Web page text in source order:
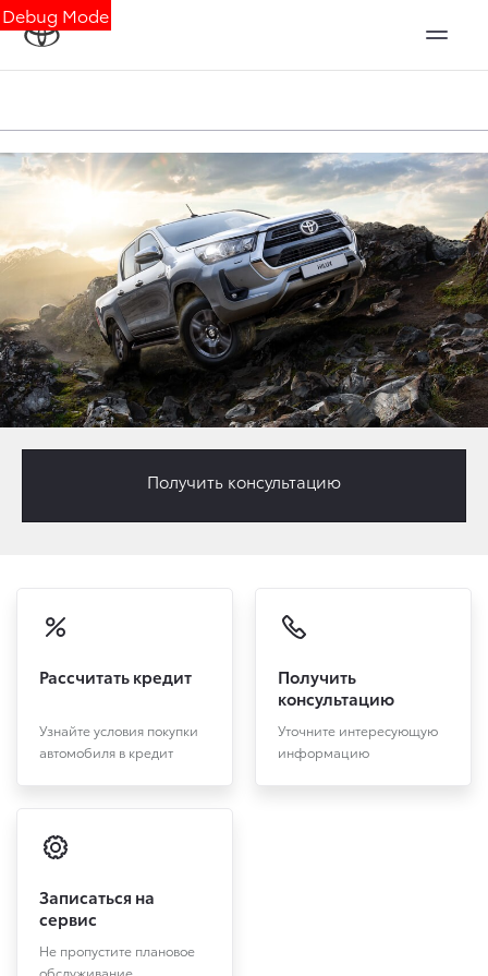
Debug Mode
Рассчитать кредит
Узнайте условия покупки
автомобиля в кредит
Получить
консультацию
Уточните интересующую
информацию
Записаться на
сервис
Не пропустите плановое
обслуживание